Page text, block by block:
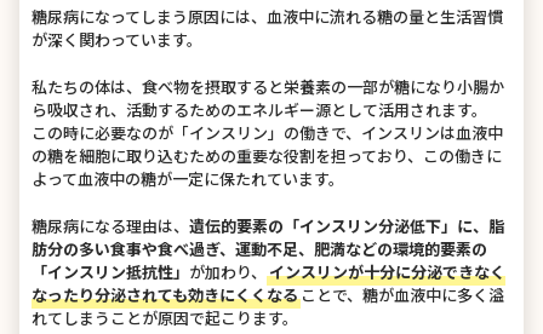
糖尿病になってしまう原因には、血液中に流れる糖の量と生活習慣
が深く関わっています。
私たちの体は、食べ物を摂取すると栄養素の一部が糖になり小腸か
ら吸収され、活動するためのエネルギー源として活用されます。
この時に必要なのが「インスリン」の働きで、インスリンは血液中
の糖を細胞に取り込むための重要な役割を担っており、この働きに
よって血液中の糖が一定に保たれています。
糖尿病になる理由は、 遺伝的要素の「インスリン分泌低下」に、脂
肪分の多い食事や食べ過ぎ、運動不足、肥満などの環境的要素の
「インスリン抵抗性」 が加わり、 インスリンが十分に分泌できなく
なったり分泌されても効きにくくなる ことで、糖が血液中に多く溢
れてしまうことが原因で起こります。